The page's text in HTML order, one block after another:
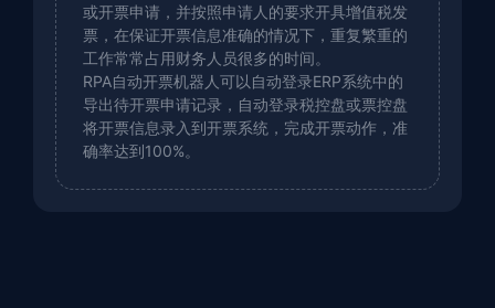
或开票申请，并按照申请人的要求开具增值税发
票，在保证开票信息准确的情况下，重复繁重的
工作常常占用财务人员很多的时间。
RPA自动开票机器人可以自动登录ERP系统中的
导出待开票申请记录，自动登录税控盘或票控盘
将开票信息录入到开票系统，完成开票动作，准
确率达到100%。